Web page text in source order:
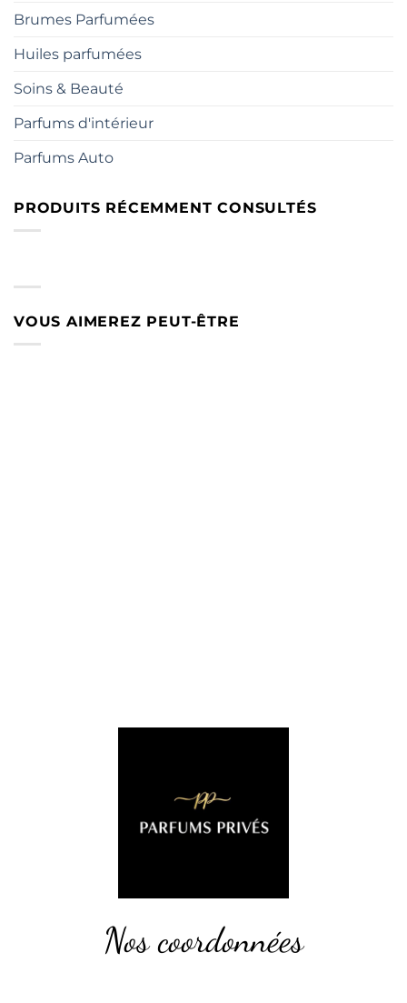
Brumes Parfumées
Huiles parfumées
Soins & Beauté
Parfums d'intérieur
Parfums Auto
PRODUITS RÉCEMMENT CONSULTÉS
VOUS AIMEREZ PEUT-ÊTRE
Nos coordonnées